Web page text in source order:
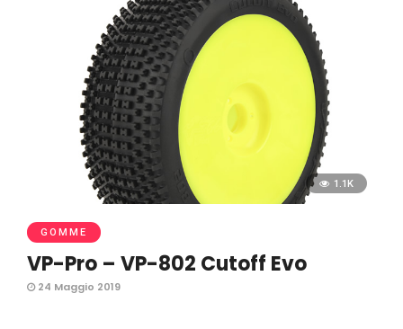
1.1K
GOMME
VP-Pro – VP-802 Cutoff Evo
24 Maggio 2019